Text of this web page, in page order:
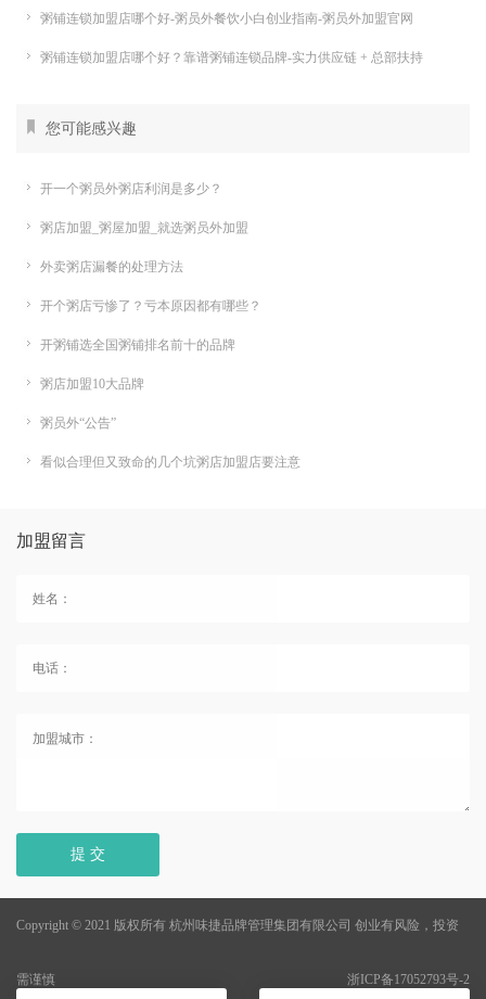
粥铺连锁加盟店哪个好-粥员外餐饮小白创业指南-粥员外加盟官网
粥铺连锁加盟店哪个好？靠谱粥铺连锁品牌-实力供应链 + 总部扶持
您可能感兴趣
开一个粥员外粥店利润是多少？
粥店加盟_粥屋加盟_就选粥员外加盟
外卖粥店漏餐的处理方法
开个粥店亏惨了？亏本原因都有哪些？
开粥铺选全国粥铺排名前十的品牌
粥店加盟10大品牌
粥员外“公告”
看似合理但又致命的几个坑粥店加盟店要注意
加盟留言
提 交
Copyright © 2021 版权所有 杭州味捷品牌管理集团有限公司
浙ICP备17052793号-2
创业有风险，投资
需谨慎